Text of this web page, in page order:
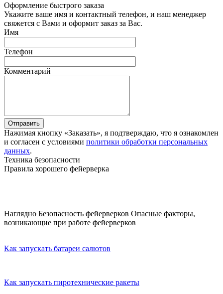
Оформление быстрого заказа
Укажите ваше имя и контактный телефон, и наш менеджер
свяжется с Вами и оформит заказ за Вас.
Имя
Телефон
Комментарий
Отправить
Нажимая кнопку «Заказать», я подтверждаю, что я ознакомлен
и согласен с условиями политики обработки персональных
данных.
Техника безопасности
Правила хорошего фейерверка
Наглядно Безопасность фейерверков Опасные факторы,
возникающие при работе фейерверков
Как запускать батареи салютов
Как запускать пиротехнические ракеты